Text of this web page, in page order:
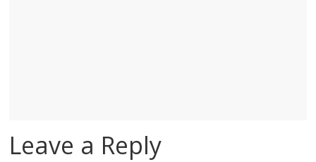
Leave a Reply